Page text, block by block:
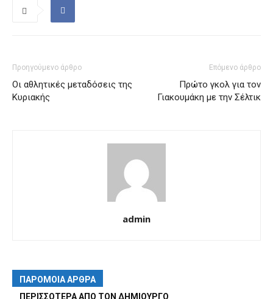
Προηγούμενο άρθρο
Οι αθλητικές μεταδόσεις της
Κυριακής
Επόμενο άρθρο
Πρώτο γκολ για τον
Γιακουμάκη με την Σέλτικ
admin
ΠΑΡΟΜΟΙΑ ΑΡΘΡΑ
ΠΕΡΙΣΣΟΤΕΡΑ ΑΠΟ ΤΟΝ ΔΗΜΙΟΥΡΓΟ